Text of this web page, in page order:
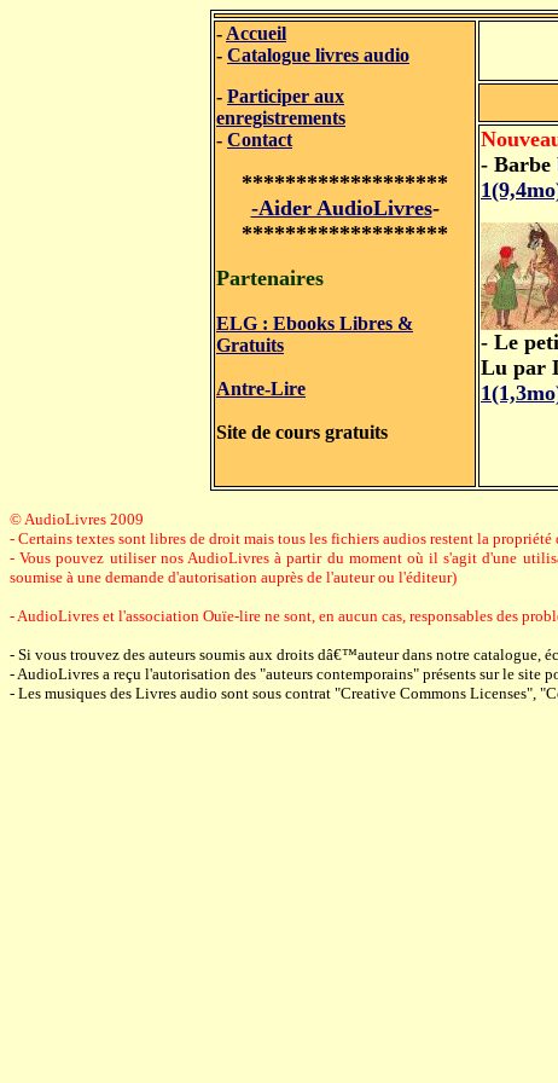
- Accueil
- Catalogue livres audio
- Participer aux
enregistrements
- Contact
*******************
-Aider AudioLivres-
*******************
Partenaires
ELG : Ebooks Libres &
Gratuits
Antre-Lire
Site de cours gratuits
- Barbe
- Le
Lu par
© AudioLivres 2009
- Certains textes sont libres de droit mais tous les fichiers audios restent la
- Vous pouvez utiliser nos AudioLivres à partir du moment où il s'agit d'une
soumise à une demande d'autorisation auprès de l'auteur ou l'éditeur)
- AudioLivres et l'association Ouïe-lire ne sont, en aucun cas, responsables des
- Si vous trouvez des auteurs soumis aux droits dâ€™auteur dans notre catalogue,
- AudioLivres a reçu l'autorisation des "auteurs contemporains" présents sur le site
- Les musiques des Livres audio sont sous contrat "Creative Commons Licenses",